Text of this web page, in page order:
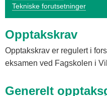
Tekniske forutsetninger
Opptakskrav
Opptakskrav er regulert i
eksamen ved Fagskolen i
Generelt